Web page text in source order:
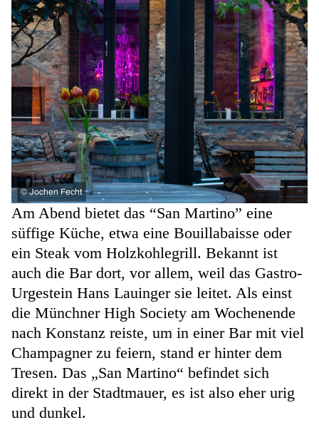
© Jochen Fecht
Am Abend bietet das “San Martino” eine
süffige Küche, etwa eine Bouillabaisse oder
ein Steak vom Holzkohlegrill. Bekannt ist
auch die Bar dort, vor allem, weil das Gastro-
Urgestein Hans Lauinger sie leitet. Als einst
die Münchner High Society am Wochenende
nach Konstanz reiste, um in einer Bar mit viel
Champagner zu feiern, stand er hinter dem
Tresen. Das „San Martino“ befindet sich
direkt in der Stadtmauer, es ist also eher urig
und dunkel.